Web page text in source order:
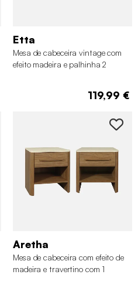
Etta
Mesa de cabeceira vintage com
efeito madeira e palhinha 2
119,99 €
Aretha
Mesa de cabeceira com efeito de
madeira e travertino com 1